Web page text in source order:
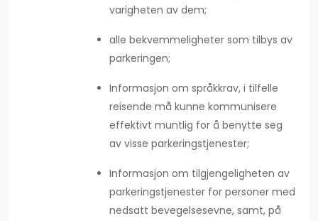
varigheten av dem;
alle bekvemmeligheter som tilbys av
parkeringen;
Informasjon om språkkrav, i tilfelle
reisende må kunne kommunisere
effektivt muntlig for å benytte seg
av visse parkeringstjenester;
Informasjon om tilgjengeligheten av
parkeringstjenester for personer med
nedsatt bevegelsesevne, samt, på